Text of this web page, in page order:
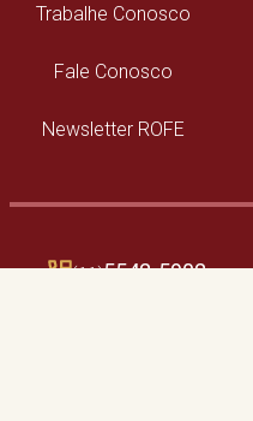
Trabalhe Conosco
Fale Conosco
Newsletter ROFE
(11)5542-5902